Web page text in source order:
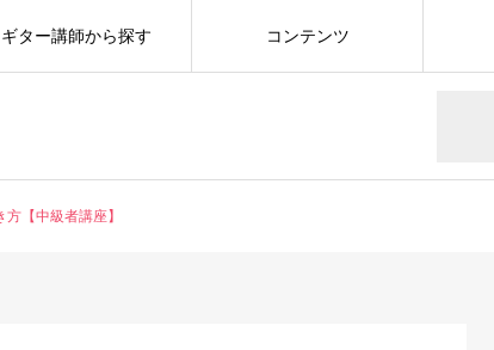
ギター講師から探す コンテンツ
【中級者講座】